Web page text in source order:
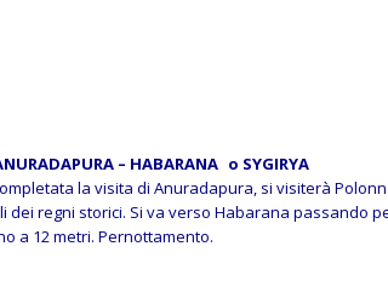
– HABARANA o SYGIRYA
la visita di Anuradapura, si visiterà
dei regni storici. Si va verso Habarana passando
a 12 metri. Pernottamento.